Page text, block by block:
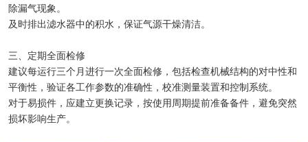
除漏气现象。
及时排出滤水器中的积水，保证气源干燥清洁。
三、定期全面检修
建议每运行三个月进行一次全面检修，包括检查机械结构的对中性和
平衡性，验证各工作参数的准确性，校准测量装置和控制系统。
对于易损件，应建立更换记录，按使用周期提前准备备件，避免突然
损坏影响生产。